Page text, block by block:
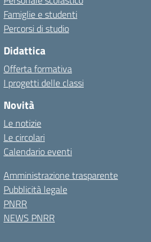
Famiglie e studenti
Percorsi di studio
Didattica
Offerta formativa
I progetti delle classi
Novità
Le notizie
Le circolari
Calendario eventi
Amministrazione trasparente
Pubblicità legale
PNRR
NEWS PNRR